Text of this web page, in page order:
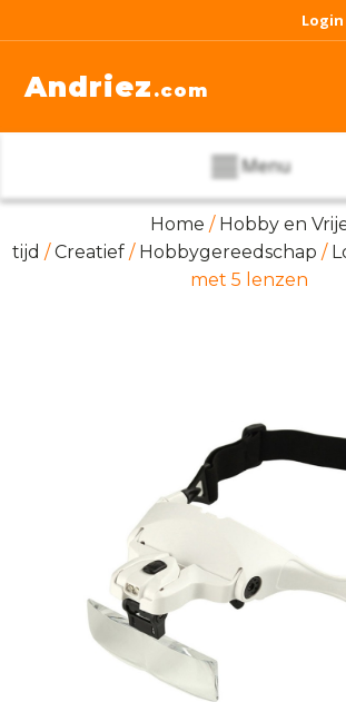
Andriez .com
Menu
Home / Hobby en
tijd /Creatief/ Hobbygereedschap /
met 5 lenzen